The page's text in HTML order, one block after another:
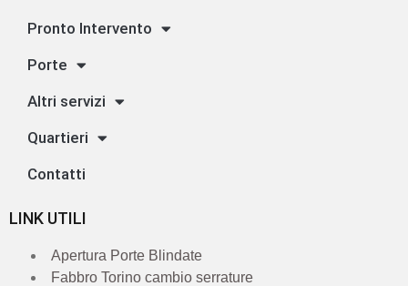
Pronto Intervento
Porte
Altri servizi
Quartieri
Contatti
LINK UTILI
Apertura Porte Blindate
Fabbro Torino cambio serrature